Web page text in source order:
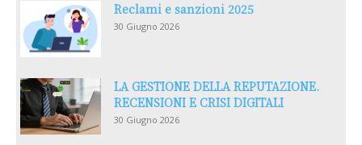
Reclami e sanzioni 2025
30 Giugno 2026
LA GESTIONE DELLA REPUTAZIONE.
RECENSIONI E CRISI DIGITALI
30 Giugno 2026